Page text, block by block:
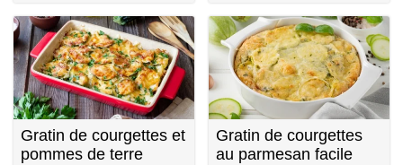
Gratin de courgettes et
pommes de terre
Gratin de courgettes
au parmesan facile